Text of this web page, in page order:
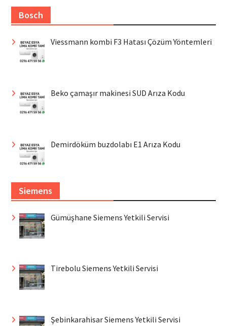
Bosch
Viessmann kombi F3 Hatası Çözüm Yöntemleri
Beko çamaşır makinesi SUD Arıza Kodu
Demirdöküm buzdolabı E1 Arıza Kodu
Siemens
Gümüşhane Siemens Yetkili Servisi
Tirebolu Siemens Yetkili Servisi
Şebinkarahisar Siemens Yetkili Servisi